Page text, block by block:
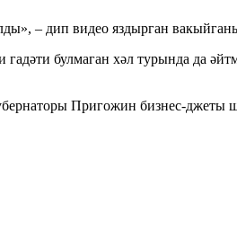
– дип видео яздырган
булмаган хәл турында да
Пригожин бизнес-джеты